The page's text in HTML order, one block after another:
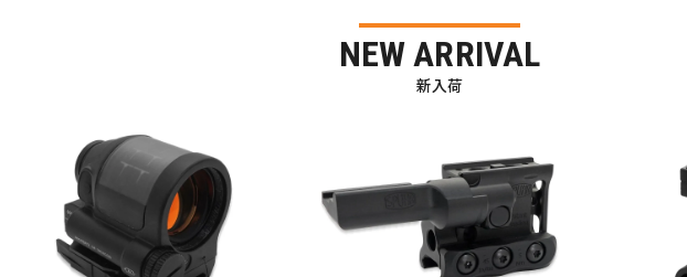
NEW ARRIVAL
新入荷